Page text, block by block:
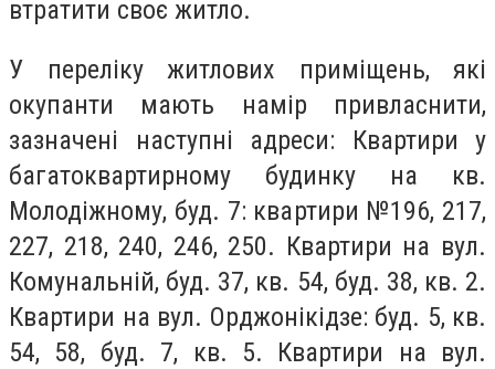
втратити своє житло.
У переліку житлових приміщень, які
окупанти мають намір привласнити,
зазначені наступні адреси: Квартири у
багатоквартирному будинку на кв.
Молодіжному, буд. 7: квартири №196, 217,
227, 218, 240, 246, 250. Квартири на вул.
Комунальній, буд. 37, кв. 54, буд. 38, кв. 2.
Квартири на вул. Орджонікідзе: буд. 5, кв.
54, 58, буд. 7, кв. 5. Квартири на вул.